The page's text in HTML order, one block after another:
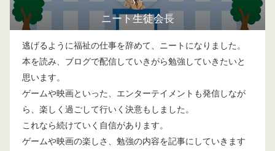
ニート生徒会長
逃げるように福祉の仕事を辞めて、ニートになりました。
本を読み、ブログで配信していきがら勉強していきたいと
思います。
ゲームや映画といった、エンターテイメントも発信しなが
ら、楽しく過ごして行いく決意もしました。
これなら続けていく自信があります。
ゲームや映画の楽しさ、勉強の内容を記事にしていきます